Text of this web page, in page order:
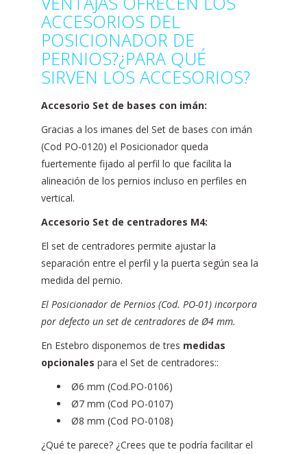
ACCESORIOS DEL
POSICIONADOR DE
PERNIOS?¿PARA QUÉ
SIRVEN LOS ACCESORIOS?
Accesorio Set de bases con imán:
Gracias a los imanes del Set de bases con imán
(Cod PO-0120) el Posicionador queda
fuertemente fijado al perfil lo que facilita la
alineación de los pernios incluso en perfiles en
vertical.
Accesorio Set de centradores M4:
El set de centradores permite ajustar la
separación entre el perfil y la puerta según sea la
medida del pernio.
El Posicionador de Pernios (Cod. PO-01) incorpora
por defecto un set de centradores de Ø4 mm.
En Estebro disponemos de tres medidas
opcionales para el Set de centradores::
Ø6 mm (Cod.PO-0106)
Ø7 mm (Cod PO-0107)
Ø8 mm (Cod PO-0108)
¿Qué te parece? ¿Crees que te podría facilitar el